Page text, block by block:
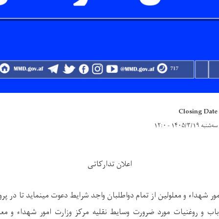
Closing Date
سه‌شنبه ۱۴۰۵/۳/۱۹ - ۱۲:۰
اعلان تدارکاتی
شهداء و معلولین از تمام دواطلبان واجد شرایط دعوت می­نماید تا در
وزارت امور شهداء و